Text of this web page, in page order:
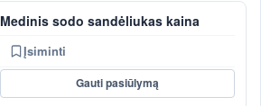
Medinis sodo sandėliukas kaina
Įsiminti
Gauti pasiūlymą